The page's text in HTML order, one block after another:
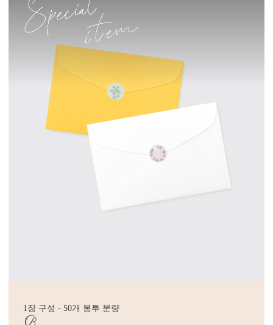
1장 구성 - 50개 봉투 분량